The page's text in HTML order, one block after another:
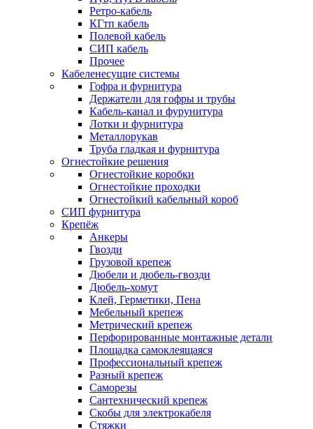
Ретро-кабель
КГтп кабель
Полевой кабель
СИП кабель
Прочее
Кабеленесущие системы
Гофра и фурнитура
Держатели для гофры и трубы
Кабель-канал и фурунитура
Лотки и фурнитура
Металлорукав
Труба гладкая и фурнитура
Огнестойкие решения
Огнестойкие коробки
Огнестойкие проходки
Огнестойкий кабельный короб
СИП фурнитура
Крепёж
Анкеры
Гвозди
Грузовой крепеж
Дюбели и дюбель-гвозди
Дюбель-хомут
Клей, Герметики, Пена
Мебельный крепеж
Метрический крепеж
Перфорированные монтажные детали
Площадка самоклеящаяся
Профессиональный крепеж
Разный крепеж
Саморезы
Сантехнический крепеж
Скобы для электрокабеля
Стяжки